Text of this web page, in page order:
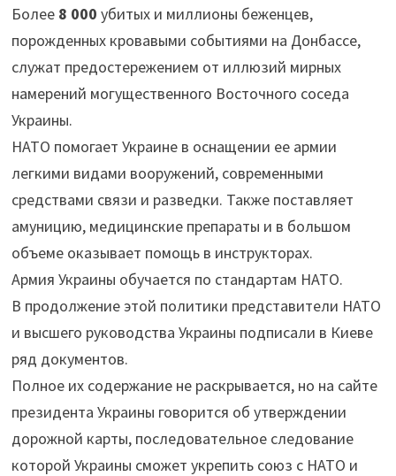
Более8 000 убитых и миллионы беженцев,
порожденных кровавыми событиями на Донбассе,
служат предостережением от иллюзий мирных
намерений могущественного Восточного соседа
Украины.
НАТО помогает Украине в оснащении ее армии
легкими видами вооружений, современными
средствами связи и разведки. Также поставляет
амуницию, медицинские препараты и в большом
объеме оказывает помощь в инструкторах.
Армия Украины обучается по стандартам НАТО.
В продолжение этой политики представители НАТО
и высшего руководства Украины подписали в Киеве
ряд документов.
Полное их содержание не раскрывается, но на сайте
президента Украины говорится об утверждении
дорожной карты, последовательное следование
которой Украины сможет укрепить союз с НАТО и